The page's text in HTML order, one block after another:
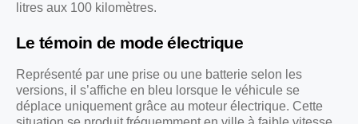
litres aux 100 kilomètres.
Le témoin de mode électrique
Représenté par une prise ou une batterie selon les
versions, il s’affiche en bleu lorsque le véhicule se
déplace uniquement grâce au moteur électrique. Cette